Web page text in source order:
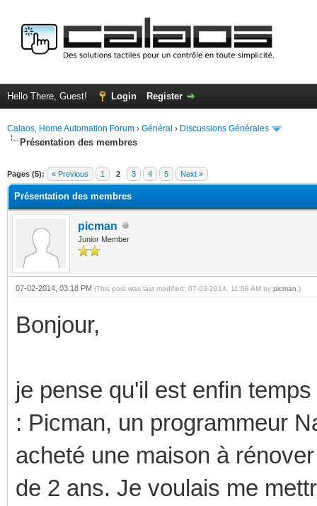
Hello There, Guest! Login Register
Calaos, Home Automation Forum › Général › Discussions Générales
Présentation des membres
Pages (5): « Previous 1 2 3 4 5 Next »
Présentation des membres
picman
Junior Member
07-02-2014, 03:18 PM (This post was last modified: 07-03-2014, 11:08 AM by picman .)
Bonjour,
je pense qu'il est enfin
: Picman, un programmeur
acheté une maison à
de 2 ans. Je voulais me